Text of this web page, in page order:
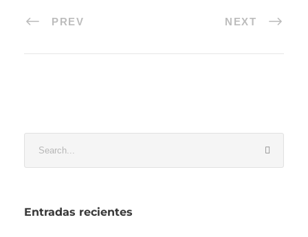
PREV NEXT
Entradas recientes